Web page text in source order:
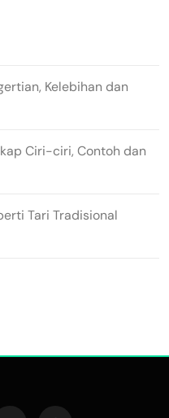
Kelebihan dan
Ciri-ciri, Contoh dan
Tari Tradisional